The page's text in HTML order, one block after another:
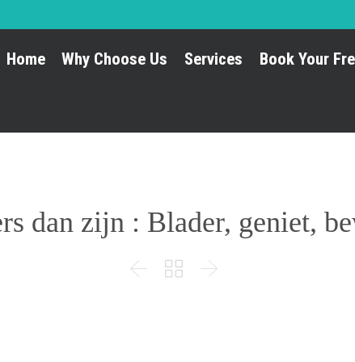
Home Why Choose Us Services Book Your
dan zijn : Blader, geniet,
  